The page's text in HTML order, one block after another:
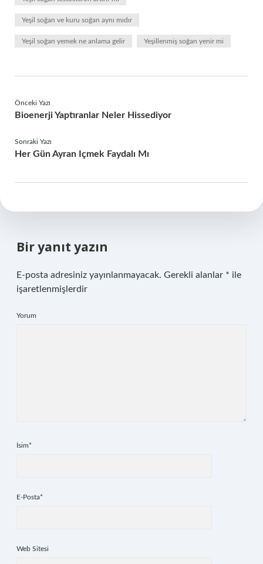
Yeşil soğan ve kuru soğan aynı mıdır
Yeşil soğan yemek ne anlama gelir Yeşillenmiş soğan yenir mi
Önceki Yazı
Bioenerji Yaptıranlar Neler Hissediyor
Sonraki Yazı
Her Gün Ayran Içmek Faydalı Mı
Bir yanıt yazın
E-posta adresiniz yayınlanmayacak. Gerekli alanlar * ile
işaretlenmişlerdir
Yorum
İsim*
E-Posta*
Web Sitesi